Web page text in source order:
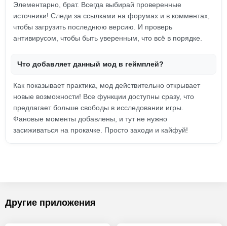
Элементарно, брат. Всегда выбирай проверенные
источники! Следи за ссылками на форумах и в комментах,
чтобы загрузить последнюю версию. И проверь
антивирусом, чтобы быть уверенным, что всё в порядке.
Что добавляет данный мод в геймплей?
Как показывает практика, мод действительно открывает
новые возможности! Все функции доступны сразу, что
предлагает больше свободы в исследовании игры.
Фановые моменты добавлены, и тут не нужно
засиживаться на прокачке. Просто заходи и кайфуй!
Другие приложения